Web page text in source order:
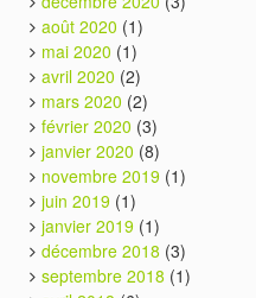
août 2020 (1)
mai 2020 (1)
avril 2020 (2)
mars 2020 (2)
février 2020 (3)
janvier 2020 (8)
novembre 2019 (1)
juin 2019 (1)
janvier 2019 (1)
décembre 2018 (3)
septembre 2018 (1)